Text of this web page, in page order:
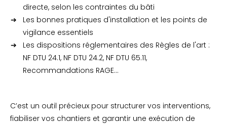
directe, selon les contraintes du bâti
Les bonnes pratiques d'installation et les points de
vigilance essentiels
Les dispositions réglementaires des Règles de l'art :
NF DTU 24.1, NF DTU 24.2, NF DTU 65.11,
Recommandations RAGE…
C’est un outil précieux pour structurer vos interventions,
fiabiliser vos chantiers et garantir une exécution de